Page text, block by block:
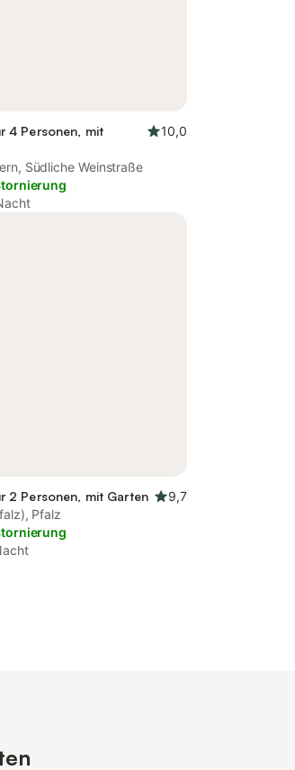
4 Personen, mit
10,0
Südliche Weinstraße
2 Personen, mit Garten
9,7
Pfalz